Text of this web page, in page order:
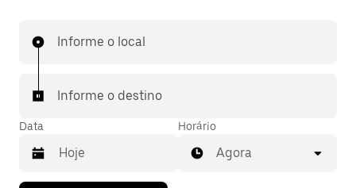
Informe o local
Informe o destino
Data Horário
Agora